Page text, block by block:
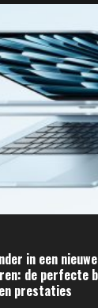
in een
de perfecte
prestaties